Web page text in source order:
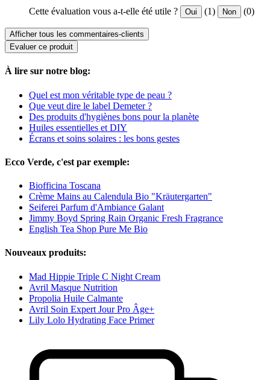
Cette évaluation vous a-t-elle été utile ? Oui (1) Non (0)
Afficher tous les commentaires-clients
Evaluer ce produit
À lire sur notre blog:
Quel est mon véritable type de peau ?
Que veut dire le label Demeter ?
Des produits d'hygiènes bons pour la planète
Huiles essentielles et DIY
Écrans et soins solaires : les bons gestes
Ecco Verde, c'est par exemple:
Biofficina Toscana
Crème Mains au Calendula Bio "Kräutergarten"
Seiferei Parfum d'Ambiance Galant
Jimmy Boyd Spring Rain Organic Fresh Fragrance
English Tea Shop Pure Me Bio
Nouveaux produits:
Mad Hippie Triple C Night Cream
Avril Masque Nutrition
Propolia Huile Calmante
Avril Soin Expert Jour Pro Âge+
Lily Lolo Hydrating Face Primer